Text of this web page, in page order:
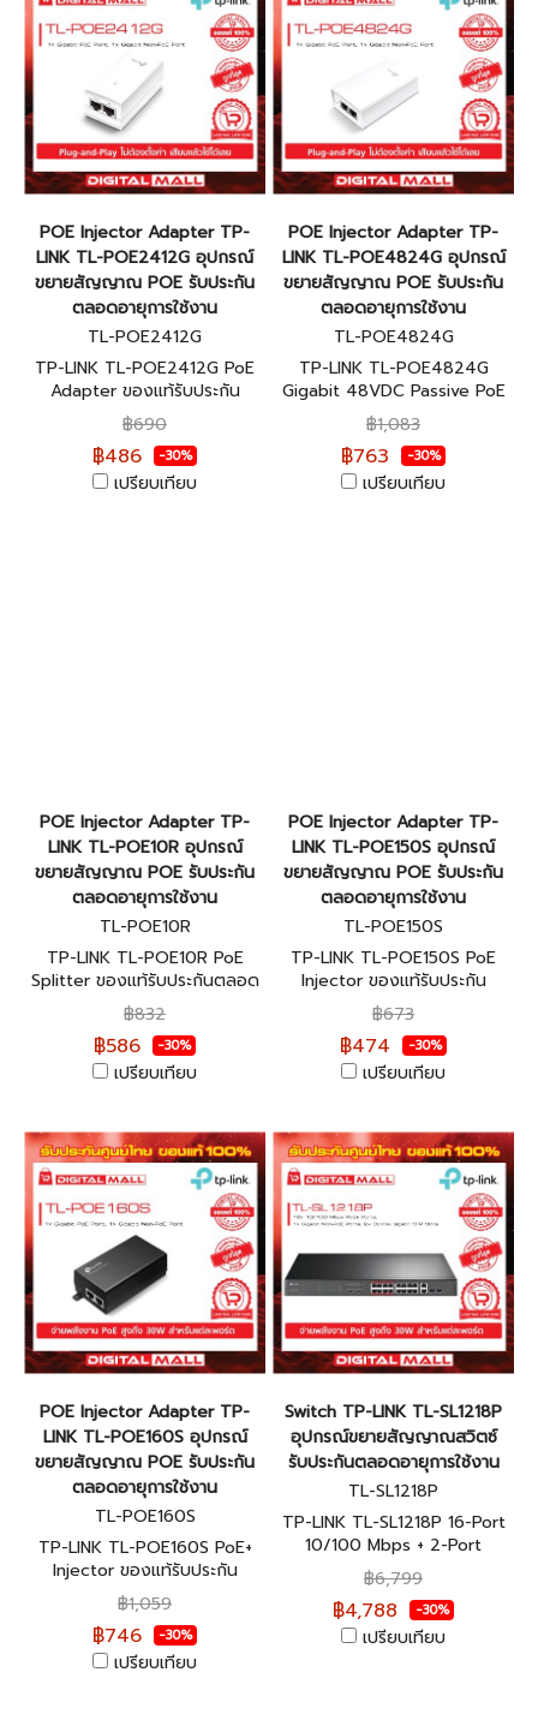
POE Injector Adapter TP-
LINK TL-POE2412G อุปกรณ์
ขยายสัญญาณ POE รับประกัน
ตลอดอายุการใช้งาน
TL-POE2412G
TP-LINK TL-POE2412G PoE
Adapter ของแท้รับประกัน
ตลอดอายุการใช้งาน
฿690
฿486 -30%
เปรียบเทียบ
POE Injector Adapter TP-
LINK TL-POE4824G อุปกรณ์
ขยายสัญญาณ POE รับประกัน
ตลอดอายุการใช้งาน
TL-POE4824G
TP-LINK TL-POE4824G
Gigabit 48VDC Passive PoE
Adapter ของแท้รับประกัน
ตลอดอายุการใช้งาน
฿1,083
฿763 -30%
เปรียบเทียบ
POE Injector Adapter TP-
LINK TL-POE10R อุปกรณ์
ขยายสัญญาณ POE รับประกัน
ตลอดอายุการใช้งาน
TL-POE10R
TP-LINK TL-POE10R PoE
Splitter ของแท้รับประกันตลอด
อายุการใช้งาน
฿832
฿586 -30%
เปรียบเทียบ
POE Injector Adapter TP-
LINK TL-POE150S อุปกรณ์
ขยายสัญญาณ POE รับประกัน
ตลอดอายุการใช้งาน
TL-POE150S
TP-LINK TL-POE150S PoE
Injector ของแท้รับประกัน
ตลอดอายุการใช้งาน
฿673
฿474 -30%
เปรียบเทียบ
POE Injector Adapter TP-
LINK TL-POE160S อุปกรณ์
ขยายสัญญาณ POE รับประกัน
ตลอดอายุการใช้งาน
TL-POE160S
TP-LINK TL-POE160S PoE+
Injector ของแท้รับประกัน
ตลอดอายุการใช้งาน
฿1,059
฿746 -30%
เปรียบเทียบ
Switch TP-LINK TL-SL1218P
อุปกรณ์ขยายสัญญาณสวิตซ์
รับประกันตลอดอายุการใช้งาน
TL-SL1218P
TP-LINK TL-SL1218P 16-Port
10/100 Mbps + 2-Port
Gigabit Rackmount Switch
with 16-Port PoE+ ของแท้รับ
ประกันตลอดอายุการใช้งาน
฿6,799
฿4,788 -30%
เปรียบเทียบ